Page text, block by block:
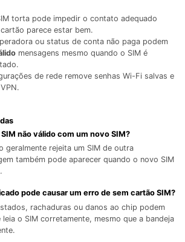
torta pode impedir o contato adequado
parece estar bem.
ou status de conta não paga podem
mensagens mesmo quando o SIM é
de rede remove senhas Wi-Fi salvas e
não válido com um novo SIM?
geralmente rejeita um SIM de outra
também pode aparecer quando o novo SIM
pode causar um erro de sem cartão SIM?
rachaduras ou danos ao chip podem
o SIM corretamente, mesmo que a bandeja